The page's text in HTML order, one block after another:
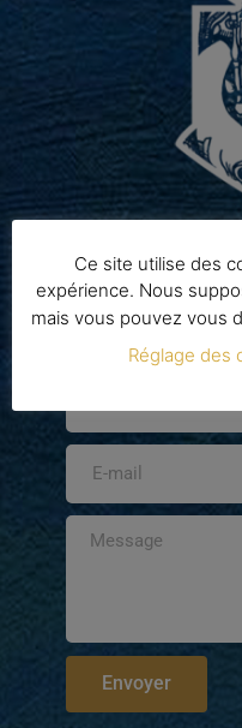
Envoyer
Ce site utilise des
expérience. Nous
mais vous pouvez vous
Réglage des